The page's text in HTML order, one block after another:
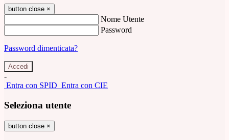
button close ×
Nome Utente
Password
Password dimenticata?
-
Entra con SPID Entra con CIE
Seleziona utente
button close ×